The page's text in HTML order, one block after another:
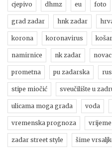
cjepivo dhmz eu foto
grad zadar hnk zadar
korona koronavirus
namirnice nk zadar novac
prometna pu zadarska
stipe miočić sveučilište u
ulicama moga grada voda
vremenska prognoza vrijeme
zadar street style šime